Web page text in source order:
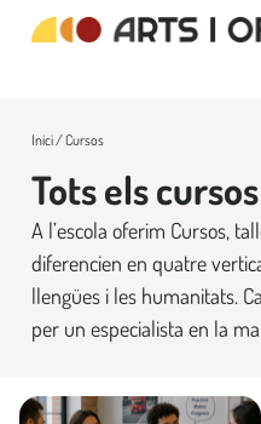
Inici/ Cursos
Tots els cursos
A l’escola oferim Cursos,
diferencien en quatre
llengües i les humanitats.
per un especialista en la